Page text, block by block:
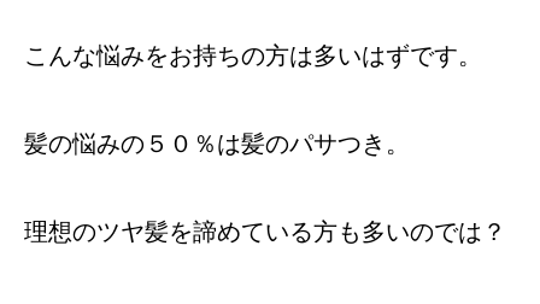
こんな悩みをお持ちの方は多いはずです。
髪の悩みの５０％は髪のパサつき。
理想のツヤ髪を諦めている方も多いのでは？